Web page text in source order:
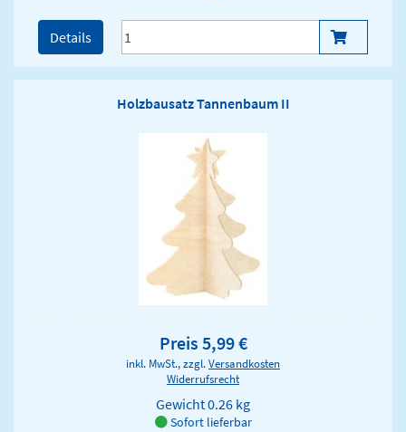
Details
Holzbausatz Tannenbaum II
Preis 5,99 €
inkl. MwSt., zzgl.Versandkosten
Widerrufsrecht
Gewicht0.26 kg
Sofort lieferbar